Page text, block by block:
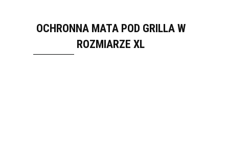
OCHRONNA MATA POD GRILLA W
ROZMIARZE XL